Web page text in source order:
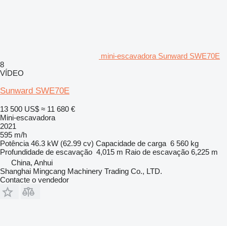
mini-escavadora Sunward SWE70E
8
VÍDEO
Sunward SWE70E
13 500 US$ ≈ 11 680 €
Mini-escavadora
2021
595 m/h
Potência 46.3 kW (62.99 cv) Capacidade de carga 6 560 kg
Profundidade de escavação 4,015 m Raio de escavação 6,225 m
China, Anhui
Shanghai Mingcang Machinery Trading Co., LTD.
Contacte o vendedor